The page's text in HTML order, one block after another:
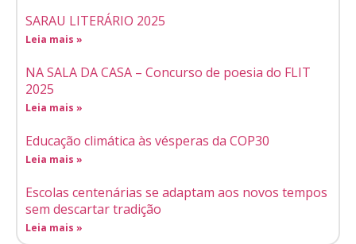
SARAU LITERÁRIO 2025
Leia mais »
NA SALA DA CASA – Concurso de poesia do FLIT
2025
Leia mais »
Educação climática às vésperas da COP30
Leia mais »
Escolas centenárias se adaptam aos novos tempos
sem descartar tradição
Leia mais »